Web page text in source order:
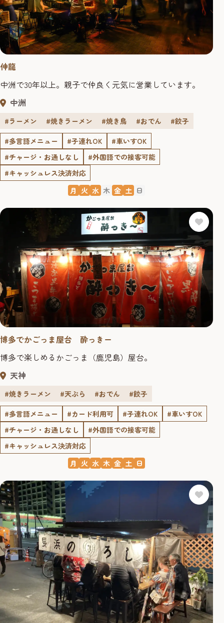
伸龍
中洲で30年以上。親子で仲良く元気に営業しています。
中洲
#ラーメン #焼きラーメン #焼き鳥 #おでん
#餃子
#多言語メニュー
#子連れOK
#車いすOK
#チャージ・お通しなし
#外国語での接客可能
#キャッシュレス決済対応
月 火 水 木 金 土 日
博多でかごっま屋台 酔っきー
博多で楽しめるかごっま（鹿児島）屋台。
天神
#焼きラーメン #天ぷら #おでん
#餃子
#多言語メニュー
#カード利用可 #子連れOK
#車いすOK
#チャージ・お通しなし
#外国語での接客可能
#キャッシュレス決済対応
月 火 水 木 金 土 日